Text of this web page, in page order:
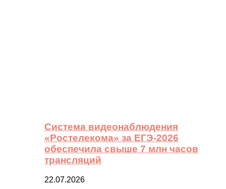
Система видеонаблюдения
«Ростелекома» за ЕГЭ-2026
обеспечила свыше 7 млн часов
трансляций
22.07.2026